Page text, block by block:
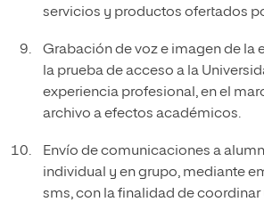
servicios y productos ofertados
Grabación de voz e imagen de la
la prueba de acceso a la
experiencia profesional, en el
archivo a efectos académicos.
Envío de comunicaciones a
individual y en grupo, mediante
sms, con la finalidad de coordinar